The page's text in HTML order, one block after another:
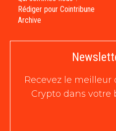
Rédiger pour Cointribune
Archive
Recevez le meilleur
Crypto dans votre